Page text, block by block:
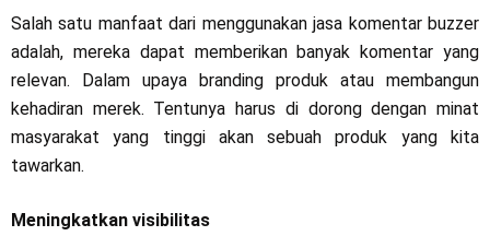
Salah satu manfaat dari menggunakan jasa komentar buzzer
adalah, mereka dapat memberikan banyak komentar yang
relevan. Dalam upaya branding produk atau membangun
kehadiran merek. Tentunya harus di dorong dengan minat
masyarakat yang tinggi akan sebuah produk yang kita
tawarkan.
Meningkatkan visibilitas